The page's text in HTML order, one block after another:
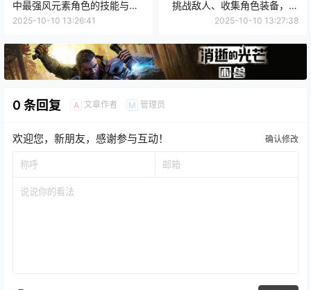
中最强风元素角色的技能与使
用技巧）
2025-10-10 13:26:41
挑战敌人、收集角色装备，成
为无敌的流放者吧！）
2025-10-10 13:27:38
0 条回复 A 文章作者 M 管理员
欢迎您，新朋友，感谢参与互动！ 确认修改